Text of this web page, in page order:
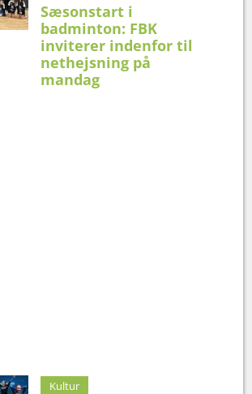
Sæsonstart i
badminton: FBK
inviterer indenfor til
nethejsning på
mandag
Kultur